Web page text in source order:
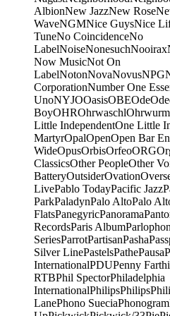
AlbionNew JazzNew Rose
WaveNGMNice GuysNice
TuneNo CoincidenceNo
LabelNoiseNonesuchNooirax
Now MusicNot On
LabelNotonNovaNovusNPG
CorporationNumber One
UnoNYJOOasisOBEOde
BoyOHROhrwaschlOhrwurm
Little IndependentOne Little
MartyrOpalOpenOpen Bar
WideOpusOrbisOrfeoORG
ClassicsOther PeopleOther
BatteryOutsiderOvation
LivePablo TodayPacific Jazz
ParkPaladynPalo AltoPalo
FlatsPanegyricPanorama
RecordsParis Album
SeriesParrotPartisanPasha
Silver LinePastelsPathePausa
InternationalPDUPenny
RTBPhil SpectorPhiladelphia
InternationalPhilipsPhilips
LanePhono SueciaPhonogram